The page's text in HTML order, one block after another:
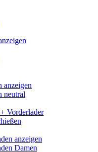
anzeigen
neutral
Vorderlader
anzeigen
Damen